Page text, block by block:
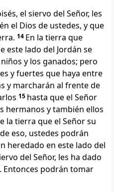
el siervo del Señor, les
el Dios de ustedes, y que
14 En la tierra que
este lado del Jordán se
y los ganados; pero
y fuertes que haya entre
y marcharán al frente de
15 hasta que el Señor
hermanos y también ellos
la tierra que el Señor su
eso, ustedes podrán
heredado en este lado del
del Señor, les ha dado
Entonces podrán tomar